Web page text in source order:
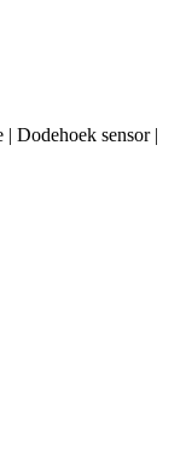
Dodehoek sensor |